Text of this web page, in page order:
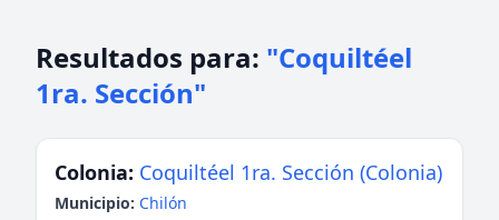
Resultados para: "Coquiltéel
1ra. Sección"
Colonia: Coquiltéel 1ra. Sección (Colonia)
Municipio: Chilón